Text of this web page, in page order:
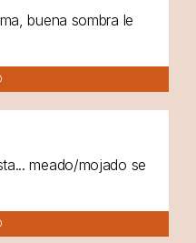
buena sombra le
meado/mojado se